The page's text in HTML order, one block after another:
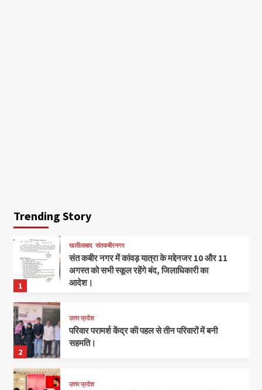
Trending Story
1
खलीलाबाद संतकबीरनगर
संत कबीर नगर में कांवड़ यात्रा के मद्देनजर 10 और 11
अगस्त को सभी स्कूल रहेंगे बंद, जिलाधिकारी का
आदेश।
2
उत्तर प्रदेश
परिवार परामर्श केंद्र की पहल से तीन परिवारों में बनी
सहमति।
उत्तर प्रदेश